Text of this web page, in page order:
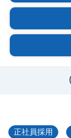
正社員採用